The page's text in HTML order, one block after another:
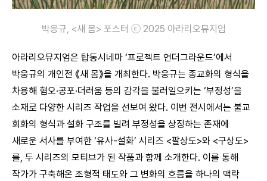
박웅규, <새 몸> 포스터 ⓒ 2025 아라리오뮤지엄
아라리오뮤지엄은 탑동시네마 ‘프로젝트 언더그라운드’에서
박웅규의 개인전 《새 몸》을 개최한다. 박웅규는 종교화의 형식을
차용해 혐오·공포·더러움 등의 감각을 불러일으키는 ‘부정성’을
소재로 다양한 시리즈 작업을 선보여 왔다. 이번 전시에서는 불교
회화의 형식과 설화 구조를 빌려 부정성을 상징하는 존재에
새로운 서사를 부여한 ‘유사-설화’ 시리즈 <팔상도>와 <구상도>
를, 두 시리즈의 모티브가 된 작품과 함께 소개한다. 이를 통해
작가가 구축해온 조형적 태도와 그 변화의 흐름을 하나의 맥락